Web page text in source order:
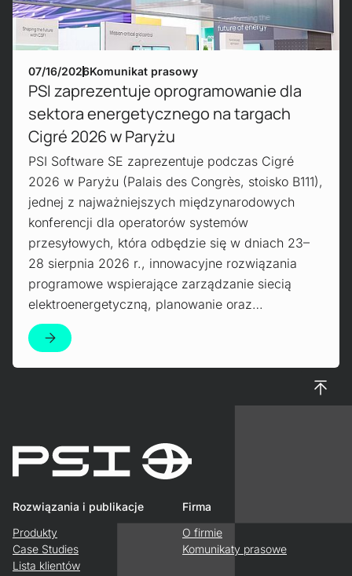
07/16/2026Komunikat prasowy
PSI zaprezentuje oprogramowanie dla
sektora energetycznego na targach
Cigré 2026 w Paryżu
PSI Software SE zaprezentuje podczas Cigré
2026 w Paryżu (Palais des Congrès, stoisko B111),
jednej z najważniejszych międzynarodowych
konferencji dla operatorów systemów
przesyłowych, która odbędzie się w dniach 23–
28 sierpnia 2026 r., innowacyjne rozwiązania
programowe wspierające zarządzanie siecią
elektroenergetyczną, planowanie oraz…
Rozwiązania i publikacje
Produkty
Case Studies
Lista klientów
Firma
O firmie
Komunikaty prasowe
Do